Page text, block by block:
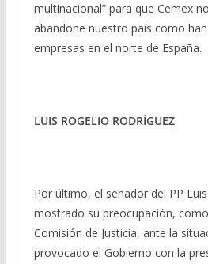
multinacional” para que Cemex
abandone nuestro país como
empresas en el norte de España.
LUIS ROGELIO RODRÍGUEZ
Por último, el senador del PP
mostrado su preocupación,
Comisión de Justicia, ante la
provocado el Gobierno con la